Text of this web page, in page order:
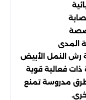
المدى
رش النمل الأبيض
ذات فعالية قوية
مدروسة تمنع